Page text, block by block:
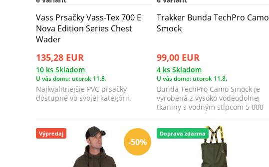
Vass Prsačky Vass-Tex 700 E
Nova Edition Series Chest
Wader
135,28 EUR
10 ks Skladom
U vás doma: utorok 11.8.
Najkvalitnejšie PVC prsačky
dostupné vo svojej kategórii.
Trakker Bunda TechPro Camo
Smock
99,00 EUR
4 ks Skladom
U vás doma: utorok 11.8.
Bunda TechPro Camo Smock je
vyrobená z vysoko vodeodolnej
tkaniny s vodným stĺpcom 5 000
-50%
Výpredaj Doprava zdarma